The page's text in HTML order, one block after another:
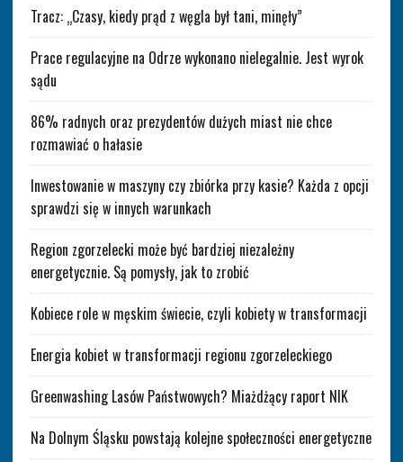
Tracz: „Czasy, kiedy prąd z węgla był tani, minęły”
Prace regulacyjne na Odrze wykonano nielegalnie. Jest wyrok
sądu
86% radnych oraz prezydentów dużych miast nie chce
rozmawiać o hałasie
Inwestowanie w maszyny czy zbiórka przy kasie? Każda z opcji
sprawdzi się w innych warunkach
Region zgorzelecki może być bardziej niezależny
energetycznie. Są pomysły, jak to zrobić
Kobiece role w męskim świecie, czyli kobiety w transformacji
Energia kobiet w transformacji regionu zgorzeleckiego
Greenwashing Lasów Państwowych? Miażdżący raport NIK
Na Dolnym Śląsku powstają kolejne społeczności energetyczne